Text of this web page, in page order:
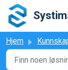
Gå til
Hjem